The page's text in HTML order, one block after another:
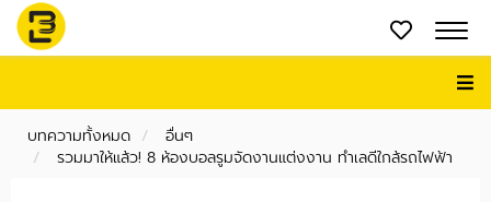
บทความทั้งหมด
อื่นๆ
รวมมาให้แล้ว! 8 ห้องบอลรูมจัดงานแต่งงาน ทำเลดีใกล้รถไฟฟ้า